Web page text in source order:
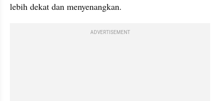
lebih dekat dan menyenangkan.
ADVERTISEMENT